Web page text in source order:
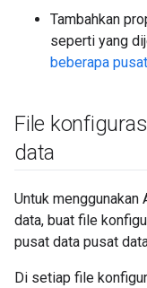
Tambahkan
seperti yang
beberapa
File
data
Untuk
data, buat file
pusat data pusat
Di setiap file